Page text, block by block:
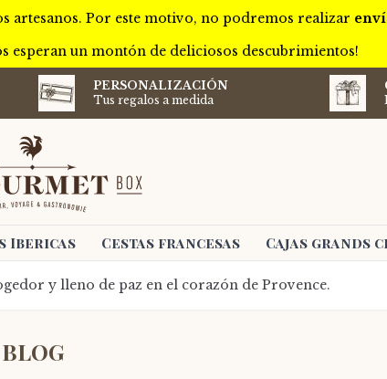
artesanos. Por este motivo, no podremos realizar
esperan un montón de deliciosos descubrimientos!
PERSONALIZACIÓN
Tus regalos a medida
Ibericas Cestas francesas Cajas grands
y lleno de paz en el corazón de Provence.
BLOG